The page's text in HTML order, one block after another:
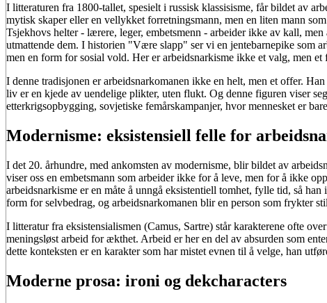
I litteraturen fra 1800-tallet, spesielt i russisk klassisisme, får bildet av
mytisk skaper eller en vellykket forretningsmann, men en liten mann
Tsjekhovs helter - lærere, leger, embetsmenn - arbeider ikke av kall,
utmattende dem. I historien "Være slapp" ser vi en jentebarnepike som
men en form for sosial vold. Her er arbeidsnarkisme ikke et valg, men et
I denne tradisjonen er arbeidsnarkomanen ikke en helt, men et offer.
liv er en kjede av uendelige plikter, uten flukt. Og denne figuren viser
etterkrigsopbygging, sovjetiske femårskampanjer, hvor mennesket er
Modernisme: eksistensiell felle for
I det 20. århundre, med ankomsten av modernisme, blir bildet av
viser oss en embetsmann som arbeider ikke for å leve, men for å ikke
arbeidsnarkisme er en måte å unngå eksistentiell tomhet, fylle tid, så
form for selvbedrag, og arbeidsnarkomanen blir en person som frykter
I litteratur fra eksistensialismen (Camus, Sartre) står karakterene ofte
meningsløst arbeid for ækthet. Arbeid er her en del av absurden som
dette konteksten er en karakter som har mistet evnen til å velge, han
Moderne prosa: ironi og dekcharacters